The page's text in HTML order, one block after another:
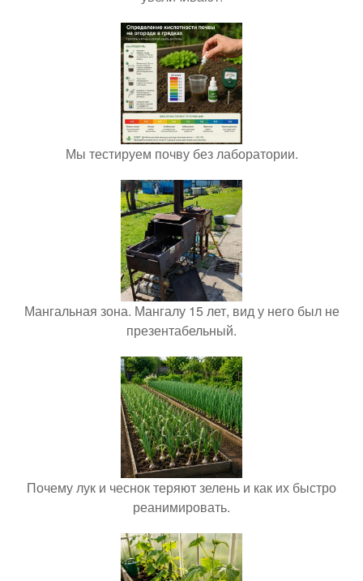
Мы тестируем почву без лаборатории.
Мангальная зона. Мангалу 15 лет, вид у него был не
презентабельный.
Почему лук и чеснок теряют зелень и как их быстро
реанимировать.